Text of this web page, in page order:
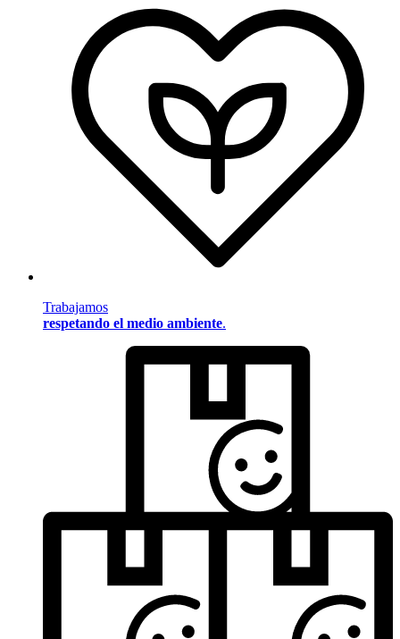
Trabajamos
respetando el medio ambiente.